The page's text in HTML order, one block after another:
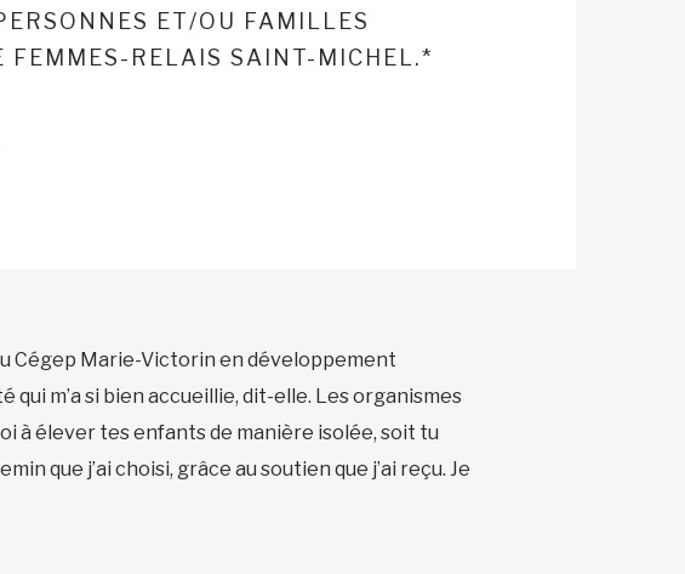
ET/OU FAMILLES
FEMMES-RELAIS SAINT-MICHEL.*
Cégep Marie-Victorin en développement
m’a si bien accueillie, dit-elle. Les organismes
à élever tes enfants de manière isolée, soit tu
que j’ai choisi, grâce au soutien que j’ai reçu. Je